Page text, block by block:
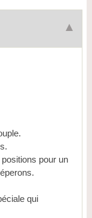
pour un
qui